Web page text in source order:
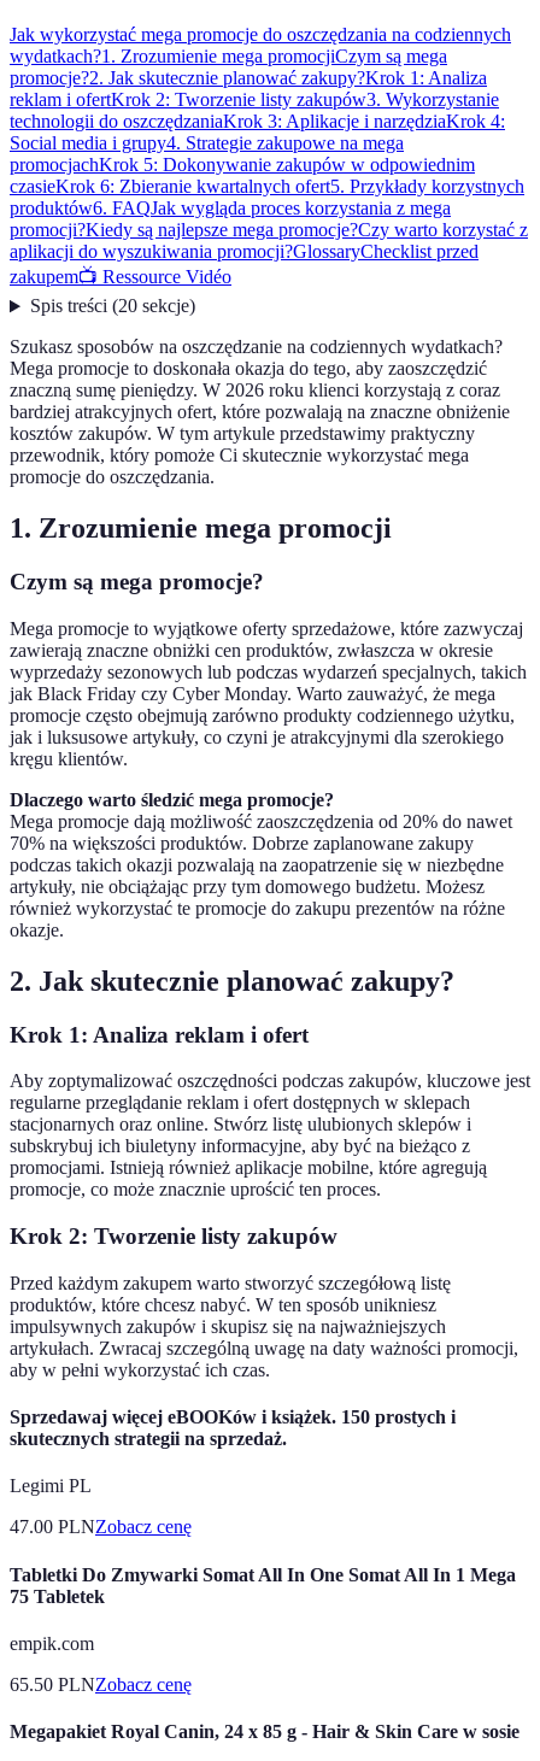
Jak wykorzystać mega promocje do oszczędzania na codziennych
wydatkach?1. Zrozumienie mega promocjiCzym są mega
promocje?2. Jak skutecznie planować zakupy?Krok 1: Analiza
reklam i ofertKrok 2: Tworzenie listy zakupów3. Wykorzystanie
technologii do oszczędzaniaKrok 3: Aplikacje i narzędziaKrok 4:
Social media i grupy4. Strategie zakupowe na mega
promocjachKrok 5: Dokonywanie zakupów w odpowiednim
czasieKrok 6: Zbieranie kwartalnych ofert5. Przykłady korzystnych
produktów6. FAQJak wygląda proces korzystania z mega
promocji?Kiedy są najlepsze mega promocje?Czy warto korzystać z
aplikacji do wyszukiwania promocji?GlossaryChecklist przed
zakupem📺 Ressource Vidéo
Spis treści(20 sekcje)
Szukasz sposobów na oszczędzanie na codziennych wydatkach?
Mega promocje to doskonała okazja do tego, aby zaoszczędzić
znaczną sumę pieniędzy. W 2026 roku klienci korzystają z coraz
bardziej atrakcyjnych ofert, które pozwalają na znaczne obniżenie
kosztów zakupów. W tym artykule przedstawimy praktyczny
przewodnik, który pomoże Ci skutecznie wykorzystać mega
promocje do oszczędzania.
1. Zrozumienie mega promocji
Czym są mega promocje?
Mega promocje to wyjątkowe oferty sprzedażowe, które zazwyczaj
zawierają znaczne obniżki cen produktów, zwłaszcza w okresie
wyprzedaży sezonowych lub podczas wydarzeń specjalnych, takich
jak Black Friday czy Cyber Monday. Warto zauważyć, że mega
promocje często obejmują zarówno produkty codziennego użytku,
jak i luksusowe artykuły, co czyni je atrakcyjnymi dla szerokiego
kręgu klientów.
Dlaczego warto śledzić mega promocje?
Mega promocje dają możliwość zaoszczędzenia od 20% do nawet
70% na większości produktów. Dobrze zaplanowane zakupy
podczas takich okazji pozwalają na zaopatrzenie się w niezbędne
artykuły, nie obciążając przy tym domowego budżetu. Możesz
również wykorzystać te promocje do zakupu prezentów na różne
okazje.
2. Jak skutecznie planować zakupy?
Krok 1: Analiza reklam i ofert
Aby zoptymalizować oszczędności podczas zakupów, kluczowe jest
regularne przeglądanie reklam i ofert dostępnych w sklepach
stacjonarnych oraz online. Stwórz listę ulubionych sklepów i
subskrybuj ich biuletyny informacyjne, aby być na bieżąco z
promocjami. Istnieją również aplikacje mobilne, które agregują
promocje, co może znacznie uprościć ten proces.
Krok 2: Tworzenie listy zakupów
Przed każdym zakupem warto stworzyć szczegółową listę
produktów, które chcesz nabyć. W ten sposób unikniesz
impulsywnych zakupów i skupisz się na najważniejszych
artykułach. Zwracaj szczególną uwagę na daty ważności promocji,
aby w pełni wykorzystać ich czas.
Sprzedawaj więcej eBOOKów i książek. 150 prostych i
skutecznych strategii na sprzedaż.
Legimi PL
47.00 PLNZobacz cenę
Tabletki Do Zmywarki Somat All In One Somat All In 1 Mega
75 Tabletek
empik.com
65.50 PLNZobacz cenę
Megapakiet Royal Canin, 24 x 85 g - Hair & Skin Care w sosie